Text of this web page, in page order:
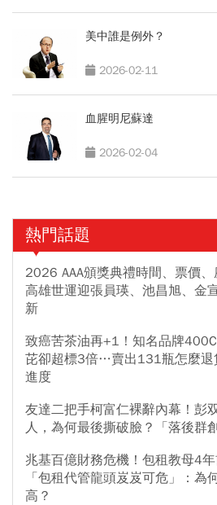
美中誰是例外？
2026-02-11
血腥明尼蘇達
2026-02-04
熱門話題
2026 AAA頒獎典禮時間、票價、
高雄世運迎張員瑛、池昌旭、金
新
致癌苦茶油再+1！知名品牌
芘卻超標3倍…賣出131瓶怎麼退
進度
友達二把手柯富仁裸辭內幕！彭
人，為何最後撕破臉？「落後群
兆基百億財務危機！包租教母4
「包租代管龍頭岌岌可危」：為
高？